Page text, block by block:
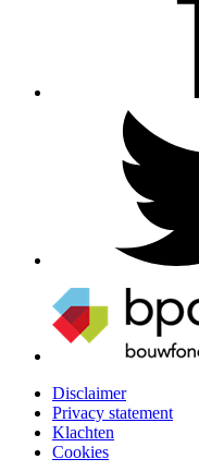
Disclaimer
Privacy statement
Klachten
Cookies